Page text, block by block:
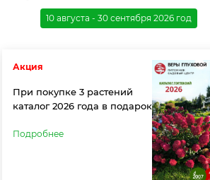
10 августа - 30 сентября 2026 год
Акция
При покупке 3 растений
каталог 2026 года в подарок
Подробнее